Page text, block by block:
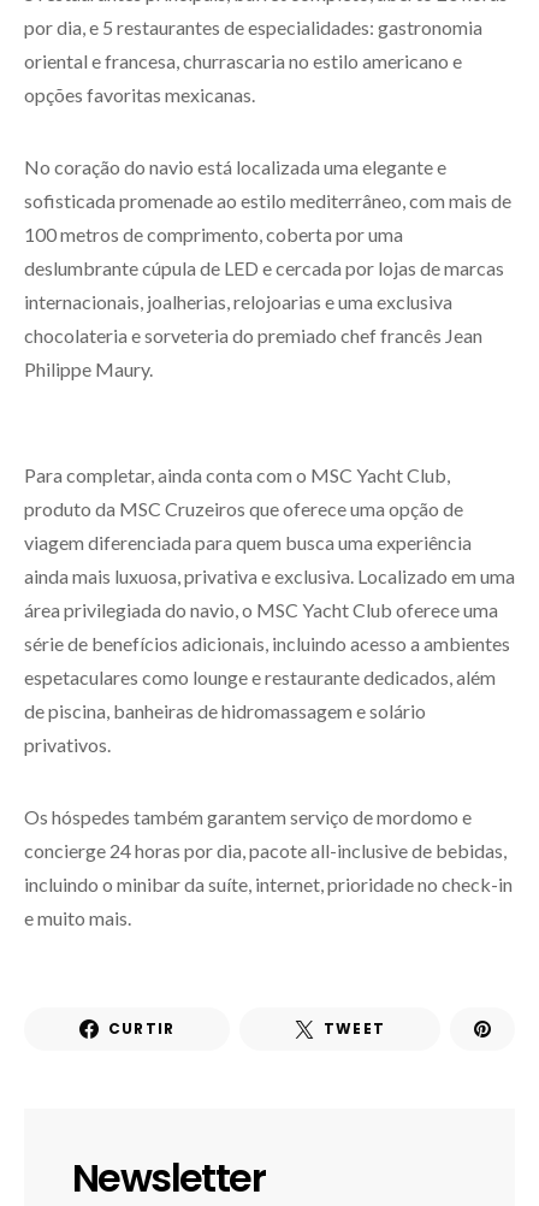
por dia, e 5 restaurantes de especialidades: gastronomia
oriental e francesa, churrascaria no estilo americano e
opções favoritas mexicanas.
No coração do navio está localizada uma elegante e
sofisticada promenade ao estilo mediterrâneo, com mais de
100 metros de comprimento, coberta por uma
deslumbrante cúpula de LED e cercada por lojas de marcas
internacionais, joalherias, relojoarias e uma exclusiva
chocolateria e sorveteria do premiado chef francês Jean
Philippe Maury.
Para completar, ainda conta com o MSC Yacht Club,
produto da MSC Cruzeiros que oferece uma opção de
viagem diferenciada para quem busca uma experiência
ainda mais luxuosa, privativa e exclusiva. Localizado em uma
área privilegiada do navio, o MSC Yacht Club oferece uma
série de benefícios adicionais, incluindo acesso a ambientes
espetaculares como lounge e restaurante dedicados, além
de piscina, banheiras de hidromassagem e solário
privativos.
Os hóspedes também garantem serviço de mordomo e
concierge 24 horas por dia, pacote all-inclusive de bebidas,
incluindo o minibar da suíte, internet, prioridade no check-in
e muito mais.
CURTIR TWEET
Newsletter